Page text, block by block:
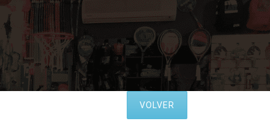
VOLVER